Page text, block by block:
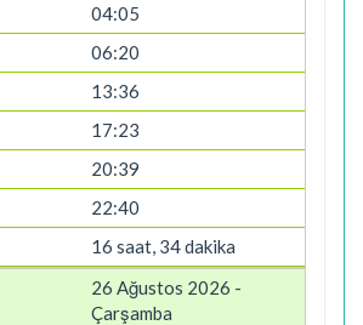
04:05
06:20
13:36
17:23
20:39
22:40
16 saat, 34 dakika
26 Ağustos 2026 -
Çarşamba